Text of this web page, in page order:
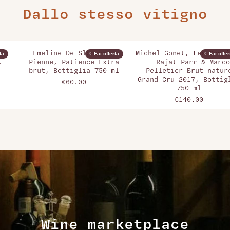
Dallo stesso vitigno
€ Fai offerta
Emeline De Sloovere-
Pienne, Patience Extra
brut, Bottiglia 750 ml
€60.00
€ Fai
Michel Gonet, Les
- Rajat Parr & Marco
Pelletier Brut
Grand Cru 2017,
750 ml
€140.00
Wine marketplace